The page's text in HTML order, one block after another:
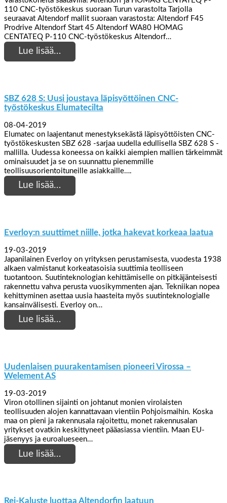
110 CNC-työstökeskus suoraan Turun varastolta Tarjolla
seuraavat Altendorf mallit suoraan varastosta: Altendorf F45
Prodrive Altendorf Start 45 Altendorf WA80 HOMAG
CENTATEQ P-110 CNC-työstökeskus Altendorf…
Lue lisää…
SBZ 628 S: Uusi joustava läpisyöttöinen CNC-
työstökeskus Elumatecilta
08-04-2019
Elumatec on laajentanut menestyksekästä läpisyöttöisten CNC-
työstökeskusten SBZ 628 -sarjaa uudella edullisella SBZ 628 S -
mallilla. Uudessa koneessa on kaikki aiempien mallien tärkeimmät
ominaisuudet ja se on suunnattu pienemmille
teollisuusorientoituneille asiakkaille….
Lue lisää…
Everloy:n suuttimet niille, jotka hakevat korkeaa laatua
19-03-2019
Japanilainen Everloy on yrityksen perustamisesta, vuodesta 1938
alkaen valmistanut korkeatasoisia suuttimia teolliseen
tuotantoon. Suutinteknologian kehittämiselle on pitkäjänteisesti
rakennettu vahva perusta vuosikymmenten ajan. Tekniikan nopea
kehittyminen asettaa uusia haasteita myös suutinteknologialle
kansainvälisesti. Everloy on…
Lue lisää…
Uudenlaisen puurakentamisen pioneeri Virossa –
Welement AS
19-03-2019
Viron otollinen sijainti on johtanut monien virolaisten
teollisuuden alojen kannattavaan vientiin Pohjoismaihin. Koska
maa on pieni ja rakennusala rajoitettu, monet rakennusalan
yritykset ovatkin keskittyneet pääasiassa vientiin. Maan EU-
jäsenyys ja euroalueseen…
Lue lisää…
Rei-Kaluste luottaa Altendorfin laatuun